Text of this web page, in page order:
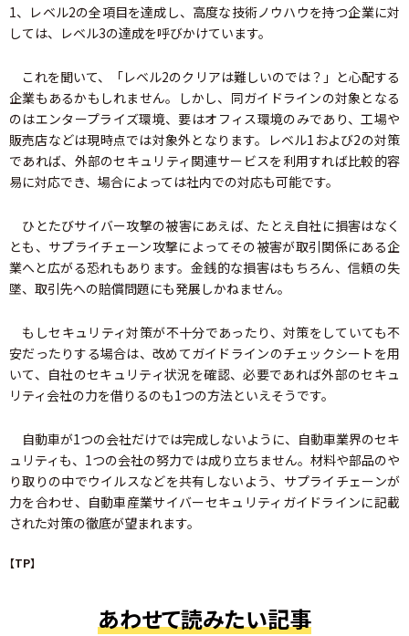
1、レベル2の全項目を達成し、高度な技術ノウハウを持つ企業に対
しては、レベル3の達成を呼びかけています。
これを聞いて、「レベル2のクリアは難しいのでは？」と心配する
企業もあるかもしれません。しかし、同ガイドラインの対象となる
のはエンタープライズ環境、要はオフィス環境のみであり、工場や
販売店などは現時点では対象外となります。レベル1および2の対策
であれば、外部のセキュリティ関連サービスを利用すれば比較的容
易に対応でき、場合によっては社内での対応も可能です。
ひとたびサイバー攻撃の被害にあえば、たとえ自社に損害はなく
とも、サプライチェーン攻撃によってその被害が取引関係にある企
業へと広がる恐れもあります。金銭的な損害はもちろん、信頼の失
墜、取引先への賠償問題にも発展しかねません。
もしセキュリティ対策が不十分であったり、対策をしていても不
安だったりする場合は、改めてガイドラインのチェックシートを用
いて、自社のセキュリティ状況を確認、必要であれば外部のセキュ
リティ会社の力を借りるのも1つの方法といえそうです。
自動車が1つの会社だけでは完成しないように、自動車業界のセキ
ュリティも、1つの会社の努力では成り立ちません。材料や部品のや
り取りの中でウイルスなどを共有しないよう、サプライチェーンが
力を合わせ、自動車産業サイバーセキュリティガイドラインに記載
された対策の徹底が望まれます。
【TP】
あわせて読みたい記事